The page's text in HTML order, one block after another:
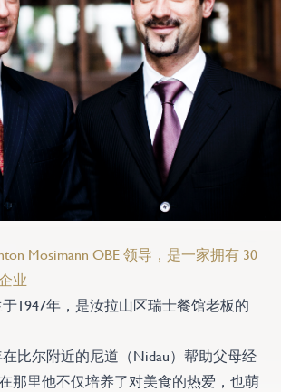
Mosimann OBE 领导，是一家拥有 30
业
1947年，是汝拉山区瑞士餐馆老板的
比尔附近的尼道（Nidau）帮助父母经
那里他不仅培养了对美食的热爱，也萌